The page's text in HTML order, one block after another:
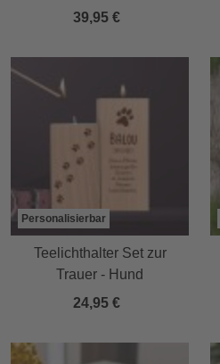
39,95 €
Personalisierbar
Teelichthalter Set zur
Trauer - Hund
24,95 €